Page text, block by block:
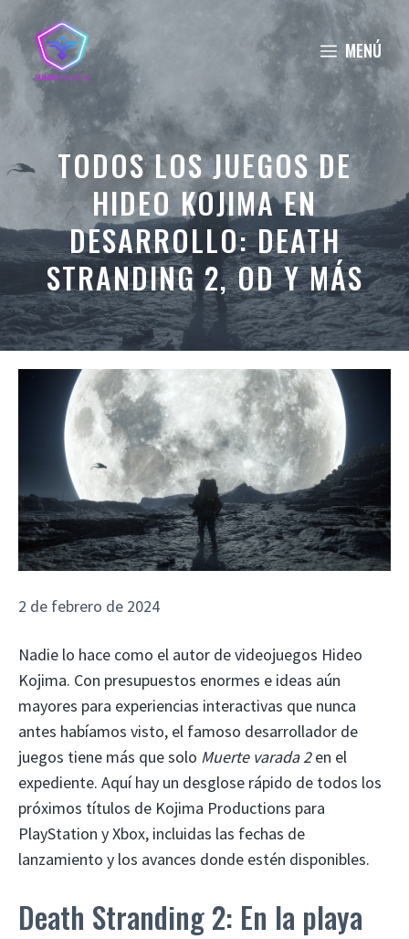
contenido
MENÚ
TODOS LOS JUEGOS DE
HIDEO KOJIMA EN
DESARROLLO: DEATH
STRANDING 2, OD Y MÁS
2 de febrero de 2024
Nadie lo hace como el autor de videojuegos Hideo
Kojima. Con presupuestos enormes e ideas aún
mayores para experiencias interactivas que nunca
antes habíamos visto, el famoso desarrollador de
juegos tiene más que solo Muerte varada 2en el
expediente. Aquí hay un desglose rápido de todos los
próximos títulos de Kojima Productions para
PlayStation y Xbox, incluidas las fechas de
lanzamiento y los avances donde estén disponibles.
Death Stranding 2: En la playa